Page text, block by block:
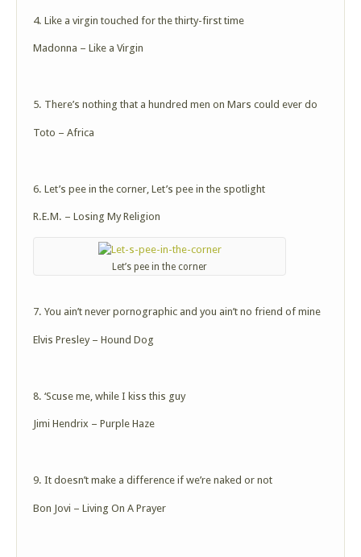
4. Like a virgin touched for the thirty-first time
Madonna – Like a Virgin
5. There’s nothing that a hundred men on Mars could ever do
Toto – Africa
6. Let’s pee in the corner, Let’s pee in the spotlight
R.E.M. – Losing My Religion
Let’s pee in the corner
7. You ain’t never pornographic and you ain’t no friend of mine
Elvis Presley – Hound Dog
8. ‘Scuse me, while I kiss this guy
Jimi Hendrix – Purple Haze
9. It doesn’t make a difference if we’re naked or not
Bon Jovi – Living On A Prayer